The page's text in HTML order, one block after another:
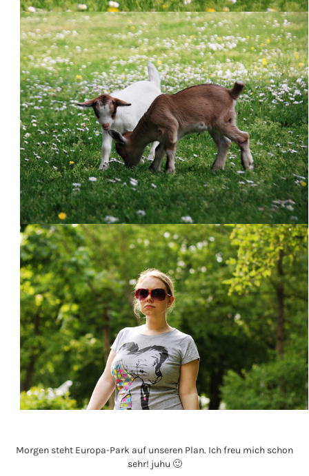
Morgen steht Europa-Park auf unseren Plan. Ich freu mich schon
sehr! juhu 🙂